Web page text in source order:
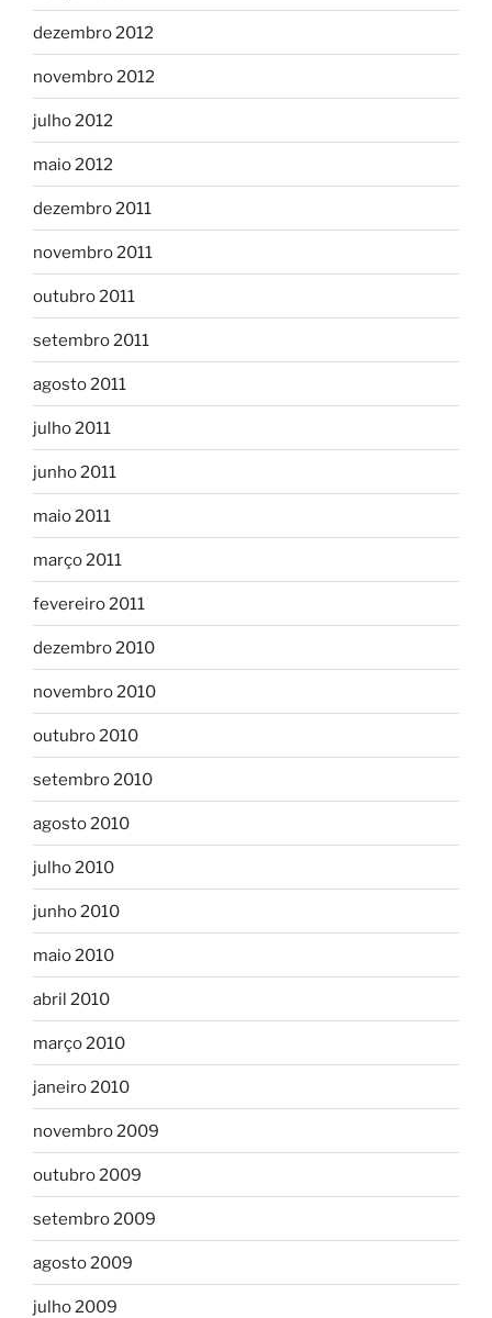
dezembro 2012
novembro 2012
julho 2012
maio 2012
dezembro 2011
novembro 2011
outubro 2011
setembro 2011
agosto 2011
julho 2011
junho 2011
maio 2011
março 2011
fevereiro 2011
dezembro 2010
novembro 2010
outubro 2010
setembro 2010
agosto 2010
julho 2010
junho 2010
maio 2010
abril 2010
março 2010
janeiro 2010
novembro 2009
outubro 2009
setembro 2009
agosto 2009
julho 2009